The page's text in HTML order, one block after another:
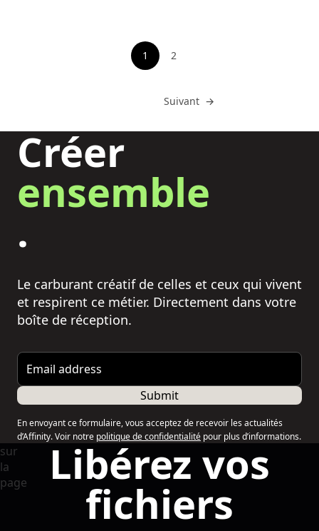
1 Voir la page
2
Atteindre
Suivant →
Créer
ensemble
.
Le carburant créatif de celles et ceux qui vivent
et respirent ce métier. Directement dans votre
boîte de réception.
Email address
Submit
En envoyant ce formulaire, vous acceptez de recevoir les actualités
d’Affinity. Voir notre politique de confidentialité pour plus d’informations.
Libérez vos
fichiers